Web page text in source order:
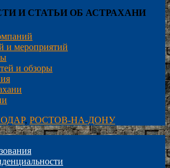
И СТАТЬИ ОБ АСТРАХАНИ
и мероприятий
и обзоры
, РОСТОВ-НА-ДОНУ